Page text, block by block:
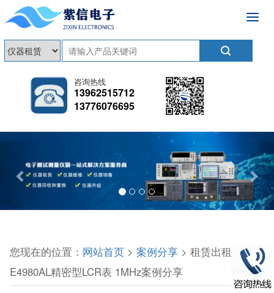
咨询热线
13962515712
13776076695
您现在的位置： 网站首页> 案例分享> 租赁出租
E4980AL精密型LCR表 1MHz案例分享